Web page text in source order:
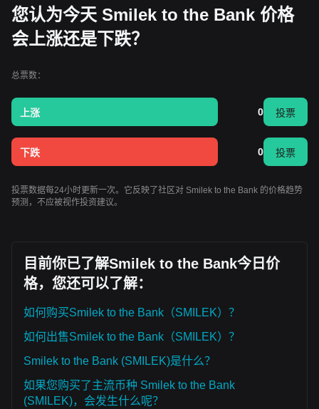
您认为今天 Smilek to the Bank 价格
会上涨还是下跌？
总票数：
上涨 0 投票
下跌 0 投票
投票数据每24小时更新一次。它反映了社区对 Smilek to the Bank 的价格趋势
预测，不应被视作投资建议。
目前你已了解Smilek to the Bank今日价
格，您还可以了解：
如何购买Smilek to the Bank（SMILEK）？
如何出售Smilek to the Bank（SMILEK）？
Smilek to the Bank (SMILEK)是什么？
如果您购买了主流币种 Smilek to the Bank
(SMILEK)，会发生什么呢？